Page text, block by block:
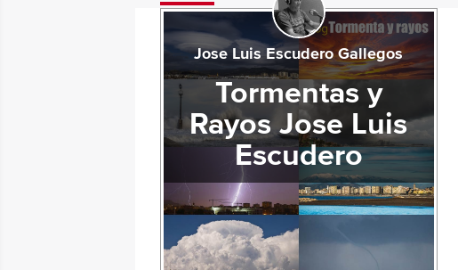
Jose Luis Escudero Gallegos
Tormentas y
Rayos Jose Luis
Escudero